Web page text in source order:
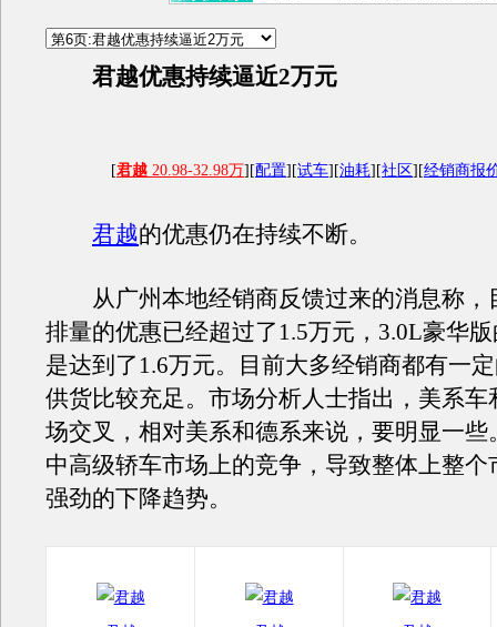
君越优惠持续逼近2万元
[君越 20.98-32.98万][配置][试车][油耗][社区][经销商报
君越的优惠仍在持续不断。
从广州本地经销商反馈过来的消息称，
排量的优惠已经超过了1.5万元，3.0L豪华
是达到了1.6万元。目前大多经销商都有一
供货比较充足。市场分析人士指出，美系车
场交叉，相对美系和德系来说，要明显一些
中高级轿车市场上的竞争，导致整体上整个
强劲的下降趋势。